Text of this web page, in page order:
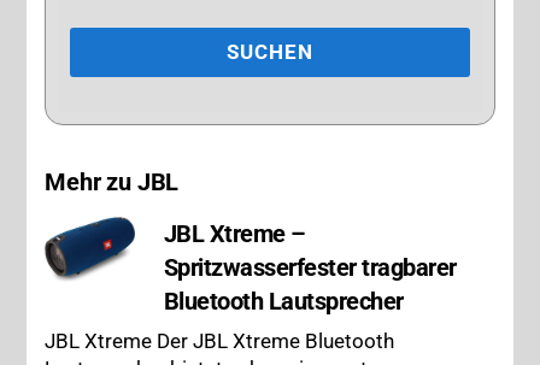
Mehr zu JBL
JBL Xtreme –
Spritzwasserfester tragbarer
Bluetooth Lautsprecher
JBL Xtreme Der JBL Xtreme Bluetooth